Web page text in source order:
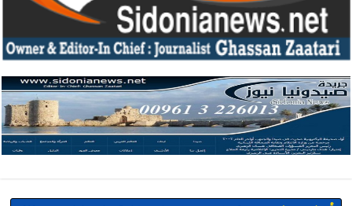
أخبار صيدا We are hiring in Saida - Apply now before 14
august ...مطلوب موظفة للعمل في الأكاديمية الدولية لبناء